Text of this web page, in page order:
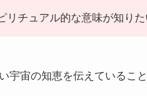
リチュアル的な意味が知りた
宇宙の知恵を伝えていること